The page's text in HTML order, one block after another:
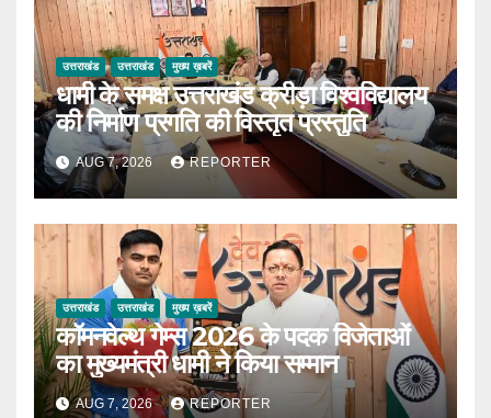
उत्तराखंड उत्तराखंड मुख्य ख़बरें
धामी के समक्ष उत्तराखंड क्रीड़ा विश्वविद्यालय
की निर्माण प्रगति की विस्तृत प्रस्तुति
AUG 7, 2026 REPORTER
उत्तराखंड उत्तराखंड मुख्य ख़बरें
कॉमनवेल्थ गेम्स 2026 के पदक विजेताओं
का मुख्यमंत्री धामी ने किया सम्मान
AUG 7, 2026 REPORTER